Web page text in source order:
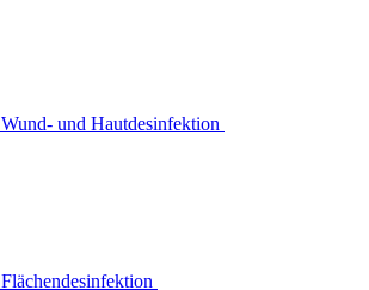
Wund- und Hautdesinfektion
Flächendesinfektion